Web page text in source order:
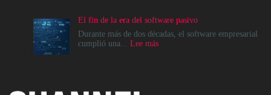
destino,
es
un
operativo
por
semiconductores
El fin de la era del software pasivo
Durante más de dos décadas, el software empresarial
cumplió una... Lee más: